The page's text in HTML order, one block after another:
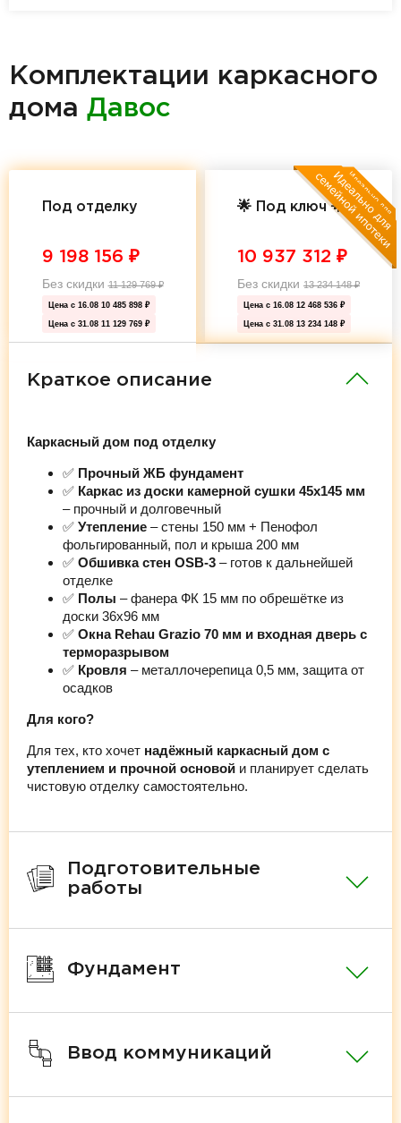
Комплектации каркасного
дома Давос
Под отделку
9 198 156 ₽
Без скидки11 129 769₽
Цена с 16.08 10 485 898 ₽
Цена с 31.08 11 129 769 ₽
🌟 Под ключ 🌟
10 937 312 ₽
Без скидки 13 234 148₽
Цена с 16.08 12 468 536 ₽
Цена с 31.08 13 234 148 ₽
Краткое описание
Каркасный дом под отделку
✅ Прочный ЖБ фундамент
✅ Каркас из доски камерной сушки 45х145 мм
– прочный и долговечный
✅ Утепление – стены 150 мм + Пенофол
фольгированный, пол и крыша 200 мм
✅ Обшивка стен OSB-3 – готов к дальнейшей
отделке
✅ Полы – фанера ФК 15 мм по обрешётке из
доски 36х96 мм
✅ Окна Rehau Grazio 70 мм и входная дверь с
терморазрывом
✅ Кровля – металлочерепица 0,5 мм, защита от
осадков
Для кого?
Для тех, кто хочет надёжный каркасный дом с
утеплением и прочной основой и планирует сделать
чистовую отделку самостоятельно.
Подготовительные
работы
Фундамент
Ввод коммуникаций